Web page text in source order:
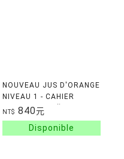
NOUVEAU JUS D'ORANGE
NIVEAU 1 - CAHIER
EXERCICES 習作
NT$ 840元